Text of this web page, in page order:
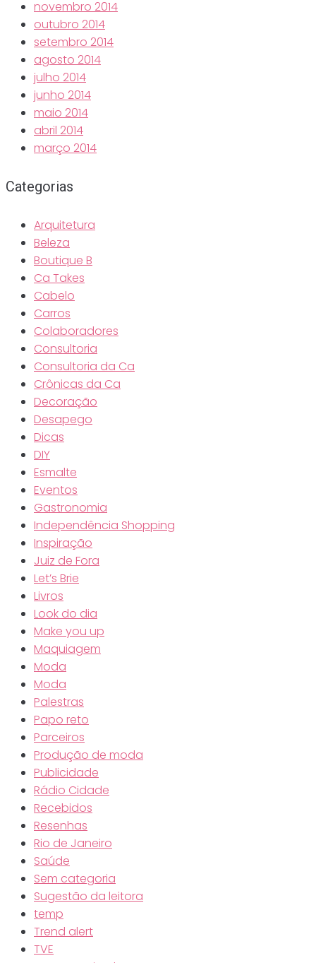
novembro 2014
outubro 2014
setembro 2014
agosto 2014
julho 2014
junho 2014
maio 2014
abril 2014
março 2014
Categorias
Arquitetura
Beleza
Boutique B
Ca Takes
Cabelo
Carros
Colaboradores
Consultoria
Consultoria da Ca
Crônicas da Ca
Decoração
Desapego
Dicas
DIY
Esmalte
Eventos
Gastronomia
Independência Shopping
Inspiração
Juiz de Fora
Let’s Brie
Livros
Look do dia
Make you up
Maquiagem
Moda
Moda
Palestras
Papo reto
Parceiros
Produção de moda
Publicidade
Rádio Cidade
Recebidos
Resenhas
Rio de Janeiro
Saúde
Sem categoria
Sugestão da leitora
temp
Trend alert
TVE